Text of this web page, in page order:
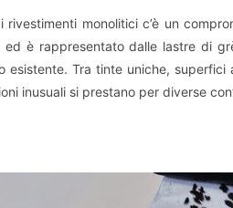
monolitici c’è un
è rappresentato dalle lastre di
esistente. Tra tinte uniche,
inusuali si prestano per diverse